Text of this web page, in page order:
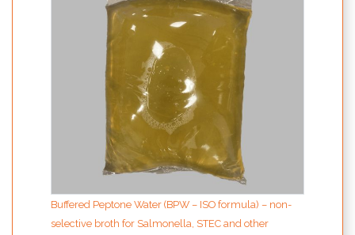
Buffered Peptone Water (BPW – ISO formula) – non-
selective broth for Salmonella, STEC and other